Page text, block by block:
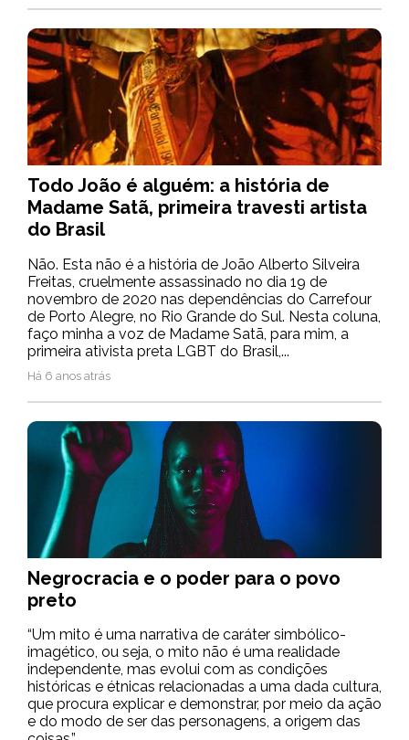
Todo João é alguém: a história de
Madame Satã, primeira travesti artista
do Brasil
Não. Esta não é a história de João Alberto Silveira
Freitas, cruelmente assassinado no dia 19 de
novembro de 2020 nas dependências do Carrefour
de Porto Alegre, no Rio Grande do Sul. Nesta coluna,
faço minha a voz de Madame Satã, para mim, a
primeira ativista preta LGBT do Brasil,...
Há 6 anos atrás
Negrocracia e o poder para o povo
preto
“Um mito é uma narrativa de caráter simbólico-
imagético, ou seja, o mito não é uma realidade
independente, mas evolui com as condições
históricas e étnicas relacionadas a uma dada cultura,
que procura explicar e demonstrar, por meio da ação
e do modo de ser das personagens, a origem das